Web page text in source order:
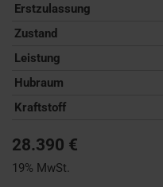
Erstzulassung
Zustand
Leistung
Hubraum
Kraftstoff
28.390 €
19% MwSt.